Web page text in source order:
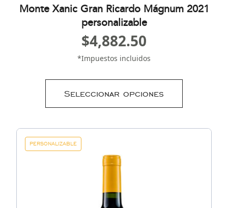
Monte Xanic Gran Ricardo Mágnum 2021
personalizable
$4,882.50
*Impuestos incluidos
Seleccionar opciones